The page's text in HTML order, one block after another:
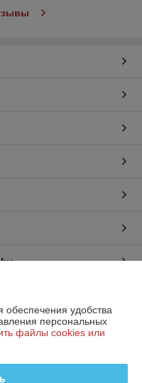
удобства
персональных
файлы cookies или